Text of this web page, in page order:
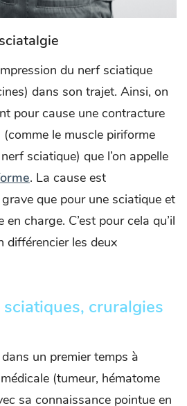
du nerf sciatique
dans son trajet. Ainsi, on
pour cause une contracture
le muscle piriforme
sciatique) que l’on appelle
. La cause est
que pour une sciatique et
charge. C’est pour cela qu’il
différencier les deux
cruralgies
un premier temps à
(tumeur, hématome
sa connaissance pointue en